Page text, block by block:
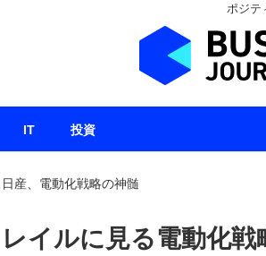
ポジテ
日産、電動化戦略の神髄
イルに見る電動化
IT 投資